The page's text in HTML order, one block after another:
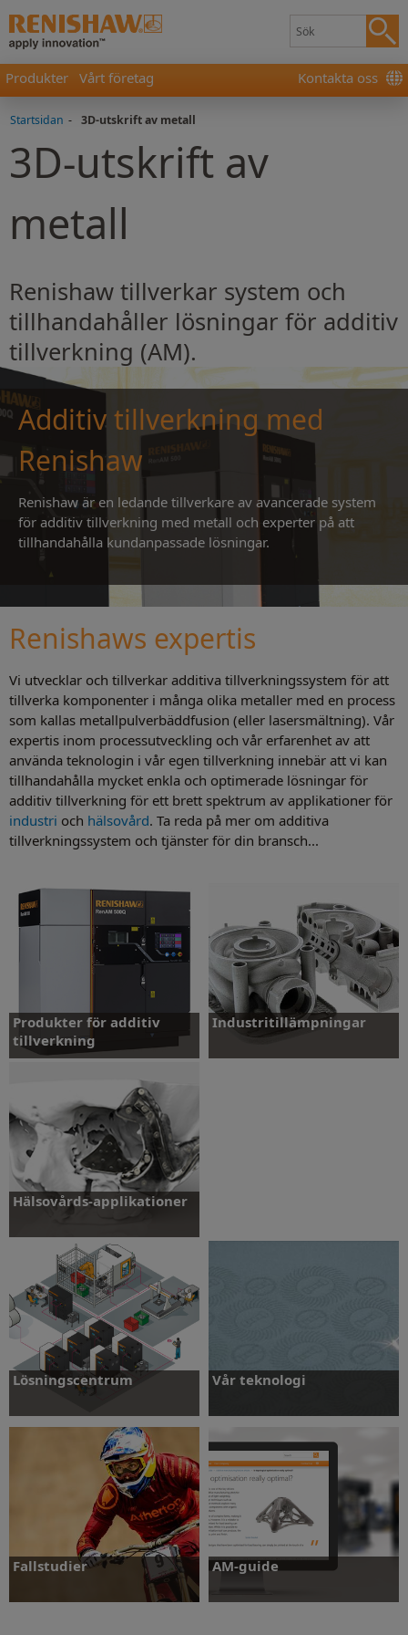
Produkter Vårt företag Kontakta oss
Startsidan - 3D-utskrift av metall
3D-utskrift av
metall
Renishaw tillverkar system och
tillhandahåller lösningar för additiv
tillverkning (AM).
Additiv tillverkning med
Renishaw
Renishaw är en ledande tillverkare av avancerade system
för additiv tillverkning med metall och experter på att
tillhandahålla kundanpassade lösningar.
Renishaws expertis
Vi utvecklar och tillverkar additiva tillverkningssystem för att
tillverka komponenter i många olika metaller med en process
som kallas metallpulverbäddfusion (eller lasersmältning). Vår
expertis inom processutveckling och vår erfarenhet av att
använda teknologin i vår egen tillverkning innebär att vi kan
tillhandahålla mycket enkla och optimerade lösningar för
additiv tillverkning för ett brett spektrum av applikationer för
industri och hälsovård. Ta reda på mer om additiva
tillverkningssystem och tjänster för din bransch...
Produkter för additiv
tillverkning
Läs mer
Industritillämpningar
Hälsovårds-applikationer
Läs mer
Lösningscentrum Vår teknologi
Läs mer
Fallstudier AM-guide